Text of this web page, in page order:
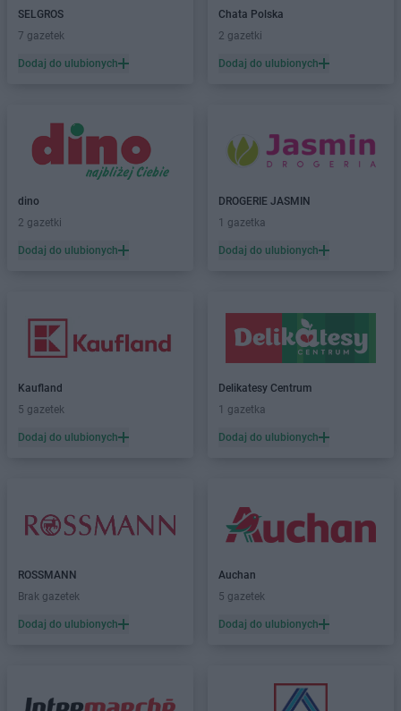
SELGROS
7 gazetek
Dodaj do ulubionych
Chata Polska
2 gazetki
Dodaj do ulubionych
dino
2 gazetki
Dodaj do ulubionych
DROGERIE JASMIN
1 gazetka
Dodaj do ulubionych
Kaufland
5 gazetek
Dodaj do ulubionych
Delikatesy Centrum
1 gazetka
Dodaj do ulubionych
ROSSMANN
Brak gazetek
Dodaj do ulubionych
Auchan
5 gazetek
Dodaj do ulubionych